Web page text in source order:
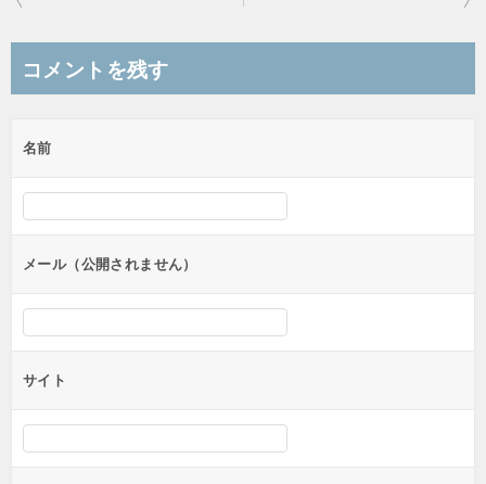
ビ
ー
シ
ン
コメントを残す
名前
メール（公開されません）
サイト